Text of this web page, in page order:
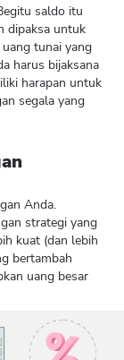
saldo itu
dipaksa untuk
tunai yang
harus bijaksana
harapan untuk
segala yang
Anda.
strategi yang
kuat (dan lebih
bertambah
uang besar